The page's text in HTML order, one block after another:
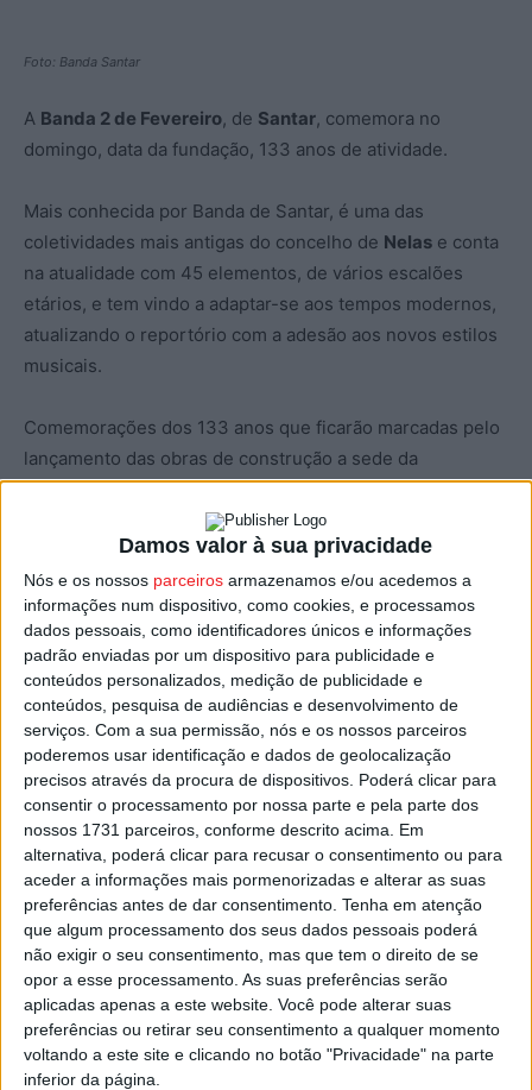
Damos valor à sua privacidade
Nós e os nossos parceiros armazenamos e/ou acedemos a
informações num dispositivo, como cookies, e processamos
dados pessoais, como identificadores únicos e informações
padrão enviadas por um dispositivo para publicidade e
conteúdos personalizados, medição de publicidade e
conteúdos, pesquisa de audiências e desenvolvimento de
serviços. Com a sua permissão, nós e os nossos parceiros
poderemos usar identificação e dados de geolocalização
precisos através da procura de dispositivos. Poderá clicar para
consentir o processamento por nossa parte e pela parte dos
nossos 1731 parceiros, conforme descrito acima. Em
alternativa, poderá clicar para recusar o consentimento ou para
aceder a informações mais pormenorizadas e alterar as suas
preferências antes de dar consentimento. Tenha em atenção
que algum processamento dos seus dados pessoais poderá
não exigir o seu consentimento, mas que tem o direito de se
opor a esse processamento. As suas preferências serão
aplicadas apenas a este website. Você pode alterar suas
preferências ou retirar seu consentimento a qualquer momento
voltando a este site e clicando no botão "Privacidade" na parte
inferior da página.
Foto: Banda Santar
A Banda 2 de Fevereiro, de Santar, comemora no
domingo, data da fundação, 133 anos de atividade.
Mais conhecida por Banda de Santar, é uma das
coletividades mais antigas do concelho de Nelas e conta
na atualidade com 45 elementos, de vários escalões
etários, e tem vindo a adaptar-se aos tempos modernos,
atualizando o reportório com a adesão aos novos estilos
musicais.
Comemorações dos 133 anos que ficarão marcadas pelo
lançamento das obras de construção a sede da
coletividade, um anseio que alimenta desde 2019, altura
em que foram dados os primeiros passos para a
concretização desse sonho.
Outro dos destaques do programa dos 133 anos vai ser a
apresentação da nova indumentária para os elementos da
Banda de Santar.
A celebração do aniversário começa com uma arruada na
vila de Santar, pelas 09:30, seguida de uma romagem ao
cemitério para homenagear antigos sócios e músicos e
após a missa na Igreja Matriz, pelas 11:00, vai haver um
almoço convívio, seguido de uma tarde cultural com a
atuação da banda.
Esta e outras notícias para ouvir na Estação Diária – 96.8
FM ou emwww.968.fm
Pub